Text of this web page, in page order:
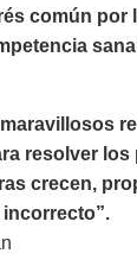
común por
resolver
crecen,